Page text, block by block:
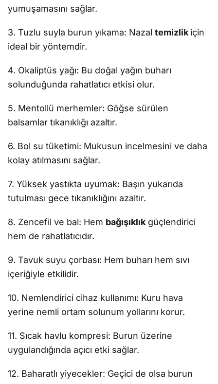
yumuşamasını sağlar.
3. Tuzlu suyla burun yıkama: Nazal temizlik için
ideal bir yöntemdir.
4. Okaliptüs yağı: Bu doğal yağın buharı
solunduğunda rahatlatıcı etkisi olur.
5. Mentollü merhemler: Göğse sürülen
balsamlar tıkanıklığı azaltır.
6. Bol su tüketimi: Mukusun incelmesini ve daha
kolay atılmasını sağlar.
7. Yüksek yastıkta uyumak: Başın yukarıda
tutulması gece tıkanıklığını azaltır.
8. Zencefil ve bal: Hem bağışıklık güçlendirici
hem de rahatlatıcıdır.
9. Tavuk suyu çorbası: Hem buharı hem sıvı
içeriğiyle etkilidir.
10. Nemlendirici cihaz kullanımı: Kuru hava
yerine nemli ortam solunum yollarını korur.
11. Sıcak havlu kompresi: Burun üzerine
uygulandığında açıcı etki sağlar.
12. Baharatlı yiyecekler: Geçici de olsa burun